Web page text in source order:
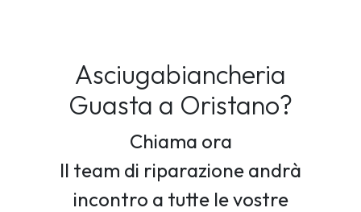
Asciugabiancheria
Guasta a Oristano?
Chiama ora
Il team di riparazione andrà
incontro a tutte le vostre